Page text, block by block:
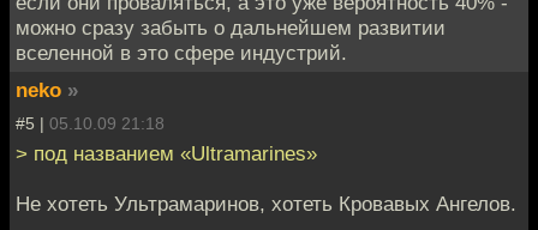
можно сразу забыть о дальнейшем развитии
вселенной в это сфере индустрий.
neko »
#5 | 05.10.09 21:18
> под названием «Ultramarines»
Не хотеть Ультрамаринов, хотеть Кровавых Ангелов.